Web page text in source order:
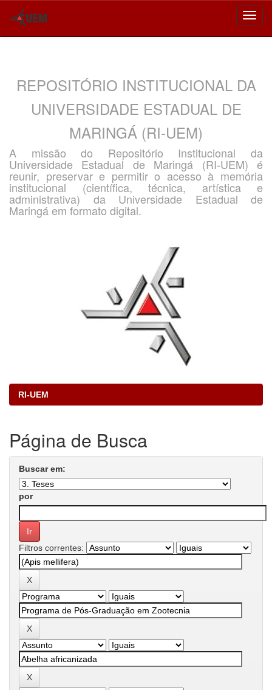
REPOSITÓRIO INSTITUCIONAL DA
UNIVERSIDADE ESTADUAL DE
MARINGÁ (RI-UEM)
A missão do Repositório Institucional da
Universidade Estadual de Maringá (RI-UEM) é
reunir, preservar e permitir o acesso à memória
institucional (científica, técnica, artística e
administrativa) da Universidade Estadual de
Maringá em formato digital.
RI-UEM
Página de Busca
Buscar em:
por
Filtros correntes: